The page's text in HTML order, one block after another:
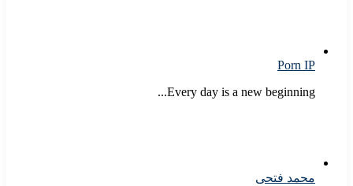
Porn IP
Every day is a new beginning...
محمد فتحى